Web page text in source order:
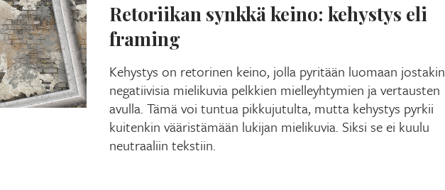
Retoriikan synkkä keino: kehystys eli
framing
Kehystys on retorinen keino, jolla pyritään luomaan jostakin
negatiivisia mielikuvia pelkkien mielleyhtymien ja vertausten
avulla. Tämä voi tuntua pikkujutulta, mutta kehystys pyrkii
kuitenkin vääristämään lukijan mielikuvia. Siksi se ei kuulu
neutraaliin tekstiin.